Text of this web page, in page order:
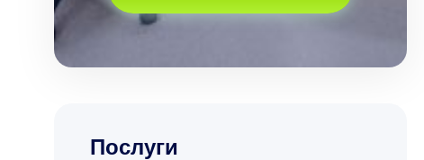
Послуги